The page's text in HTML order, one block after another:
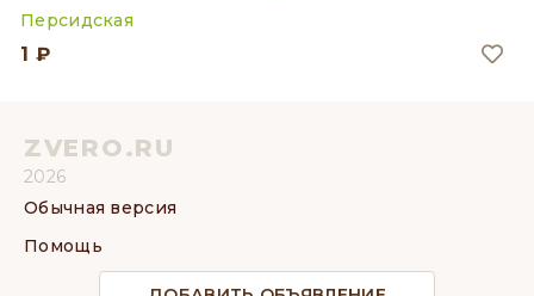
Персидская
1 ₽
ZVERO.RU
2026
Обычная версия
Помощь